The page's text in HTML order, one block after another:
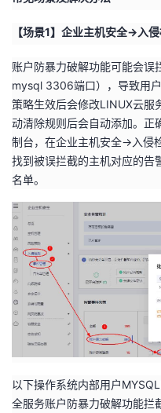
坛
圈
子
的
直
播
我
的
活
动
我
的
关
注
我
的
开
发
者
学
堂
我
我
的
Programs
我
的
支
持
我
【场景1】企业主机安全->入
账户防暴力破解功能可能会误
mysql 3306端口），导致用
策略生效后会修改LINUX云
动清除规则后会自动添加。正
制台，在企业主机安全->入侵
找到被误拦截的主机对应的告
名单。
以下操作系统内部用户
全服务账户防暴力破解功能拦